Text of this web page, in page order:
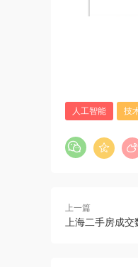
人工智能 技
上一篇
上海二手房成